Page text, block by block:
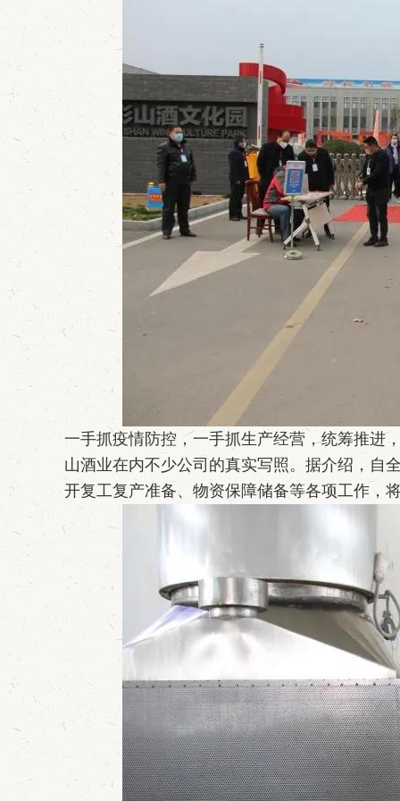
一手抓疫情防控，一手抓生产经营，统筹推进
山酒业在内不少公司的真实写照。据介绍，自
开复工复产准备、物资保障储备等各项工作，